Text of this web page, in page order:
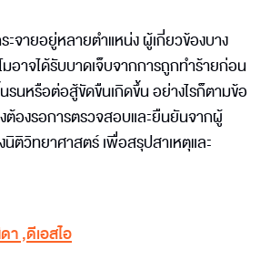
จายอยู่หลายตำแหน่ง ผู้เกี่ยวข้องบาง
มอาจได้รับบาดเจ็บจากการถูกทำร้ายก่อน
รนหรือต่อสู้ขัดขืนเกิดขึ้น อย่างไรก็ตามข้อ
องรอการตรวจสอบและยืนยันจากผู้
ติวิทยาศาสตร์ เพื่อสรุปสาเหตุและ
า,ดีเอสไอ